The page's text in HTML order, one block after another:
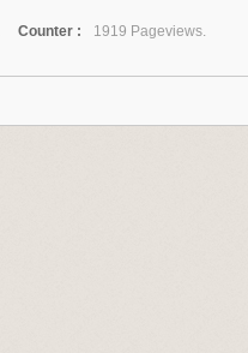
Counter :
1919 Pageviews.